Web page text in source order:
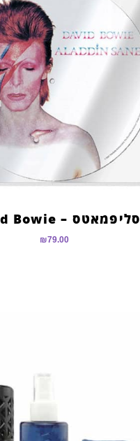
סליפמאטס – David Bowie
₪79.00